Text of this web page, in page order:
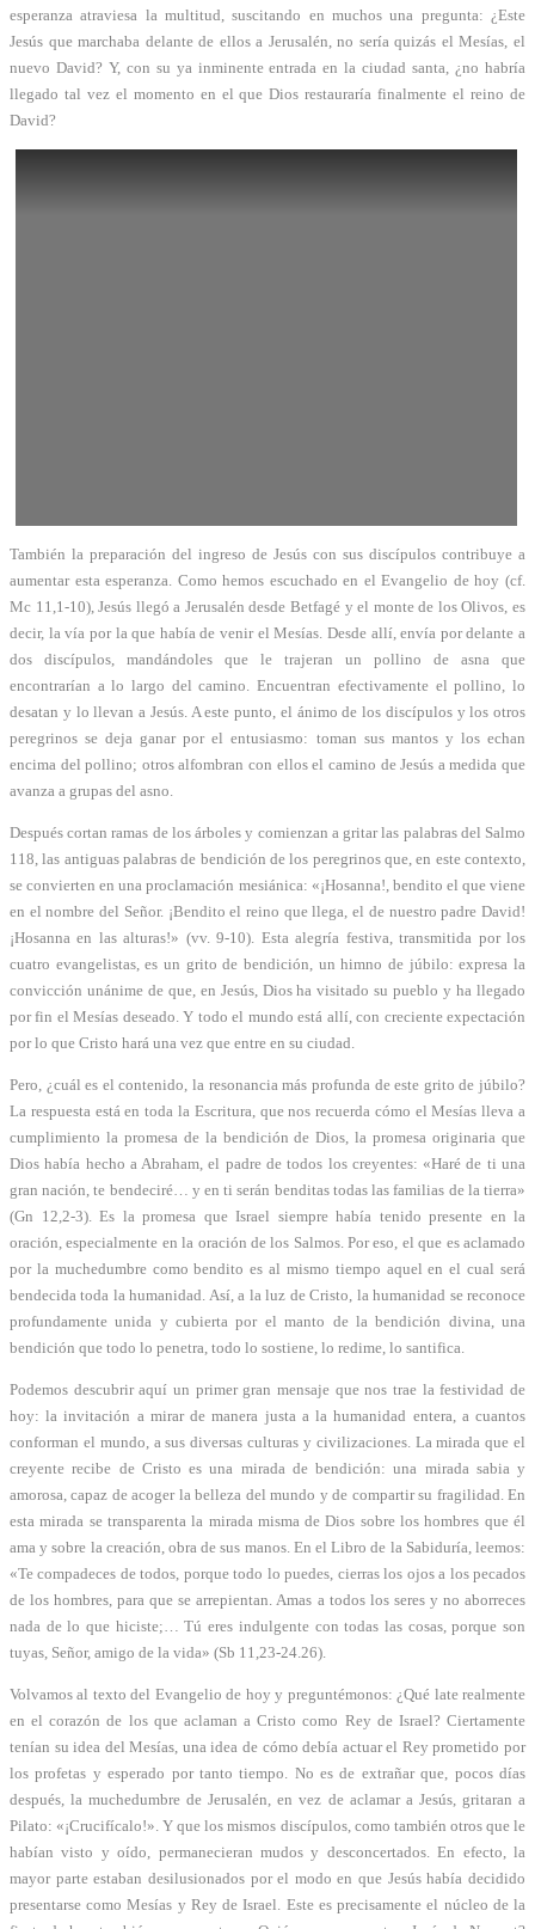
esperanza atraviesa la multitud, suscitando en muchos una pregunta: ¿Este
Jesús que marchaba delante de ellos a Jerusalén, no sería quizás el Mesías, el
nuevo David? Y, con su ya inminente entrada en la ciudad santa, ¿no habría
llegado tal vez el momento en el que Dios restauraría finalmente el reino de
David?
También la preparación del ingreso de Jesús con sus discípulos contribuye a
aumentar esta esperanza. Como hemos escuchado en el Evangelio de hoy (cf.
Mc 11,1-10), Jesús llegó a Jerusalén desde Betfagé y el monte de los Olivos, es
decir, la vía por la que había de venir el Mesías. Desde allí, envía por delante a
dos discípulos, mandándoles que le trajeran un pollino de asna que
encontrarían a lo largo del camino. Encuentran efectivamente el pollino, lo
desatan y lo llevan a Jesús. A este punto, el ánimo de los discípulos y los otros
peregrinos se deja ganar por el entusiasmo: toman sus mantos y los echan
encima del pollino; otros alfombran con ellos el camino de Jesús a medida que
avanza a grupas del asno.
Después cortan ramas de los árboles y comienzan a gritar las palabras del Salmo
118, las antiguas palabras de bendición de los peregrinos que, en este contexto,
se convierten en una proclamación mesiánica: «¡Hosanna!, bendito el que viene
en el nombre del Señor. ¡Bendito el reino que llega, el de nuestro padre David!
¡Hosanna en las alturas!» (vv. 9-10). Esta alegría festiva, transmitida por los
cuatro evangelistas, es un grito de bendición, un himno de júbilo: expresa la
convicción unánime de que, en Jesús, Dios ha visitado su pueblo y ha llegado
por fin el Mesías deseado. Y todo el mundo está allí, con creciente expectación
por lo que Cristo hará una vez que entre en su ciudad.
Pero, ¿cuál es el contenido, la resonancia más profunda de este grito de júbilo?
La respuesta está en toda la Escritura, que nos recuerda cómo el Mesías lleva a
cumplimiento la promesa de la bendición de Dios, la promesa originaria que
Dios había hecho a Abraham, el padre de todos los creyentes: «Haré de ti una
gran nación, te bendeciré… y en ti serán benditas todas las familias de la tierra»
(Gn 12,2-3). Es la promesa que Israel siempre había tenido presente en la
oración, especialmente en la oración de los Salmos. Por eso, el que es aclamado
por la muchedumbre como bendito es al mismo tiempo aquel en el cual será
bendecida toda la humanidad. Así, a la luz de Cristo, la humanidad se reconoce
profundamente unida y cubierta por el manto de la bendición divina, una
bendición que todo lo penetra, todo lo sostiene, lo redime, lo santifica.
Podemos descubrir aquí un primer gran mensaje que nos trae la festividad de
hoy: la invitación a mirar de manera justa a la humanidad entera, a cuantos
conforman el mundo, a sus diversas culturas y civilizaciones. La mirada que el
creyente recibe de Cristo es una mirada de bendición: una mirada sabia y
amorosa, capaz de acoger la belleza del mundo y de compartir su fragilidad. En
esta mirada se transparenta la mirada misma de Dios sobre los hombres que él
ama y sobre la creación, obra de sus manos. En el Libro de la Sabiduría, leemos:
«Te compadeces de todos, porque todo lo puedes, cierras los ojos a los pecados
de los hombres, para que se arrepientan. Amas a todos los seres y no aborreces
nada de lo que hiciste;… Tú eres indulgente con todas las cosas, porque son
tuyas, Señor, amigo de la vida» (Sb 11,23-24.26).
Volvamos al texto del Evangelio de hoy y preguntémonos: ¿Qué late realmente
en el corazón de los que aclaman a Cristo como Rey de Israel? Ciertamente
tenían su idea del Mesías, una idea de cómo debía actuar el Rey prometido por
los profetas y esperado por tanto tiempo. No es de extrañar que, pocos días
después, la muchedumbre de Jerusalén, en vez de aclamar a Jesús, gritaran a
Pilato: «¡Crucifícalo!». Y que los mismos discípulos, como también otros que le
habían visto y oído, permanecieran mudos y desconcertados. En efecto, la
mayor parte estaban desilusionados por el modo en que Jesús había decidido
presentarse como Mesías y Rey de Israel. Este es precisamente el núcleo de la